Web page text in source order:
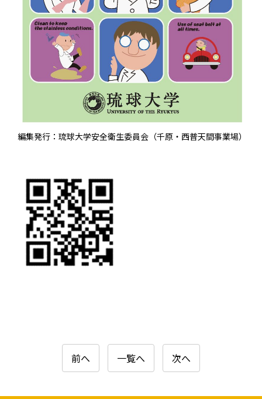
編集発行：琉球大学安全衛生委員会（千原・西普天間事業場）
前へ 一覧へ 次へ